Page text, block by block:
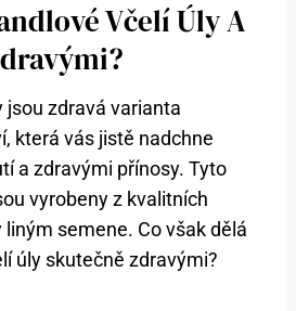
Včelí Úly A
jsou zdravá varianta
která vás jistě nadchne
a zdravými přínosy. Tyto
vyrobeny z kvalitních
semene. Co však dělá
úly skutečně zdravými?